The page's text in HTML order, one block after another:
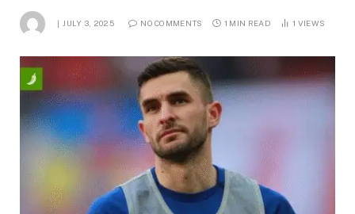
JULY 3, 2025 NO COMMENTS 1 MIN READ 1 VIEWS